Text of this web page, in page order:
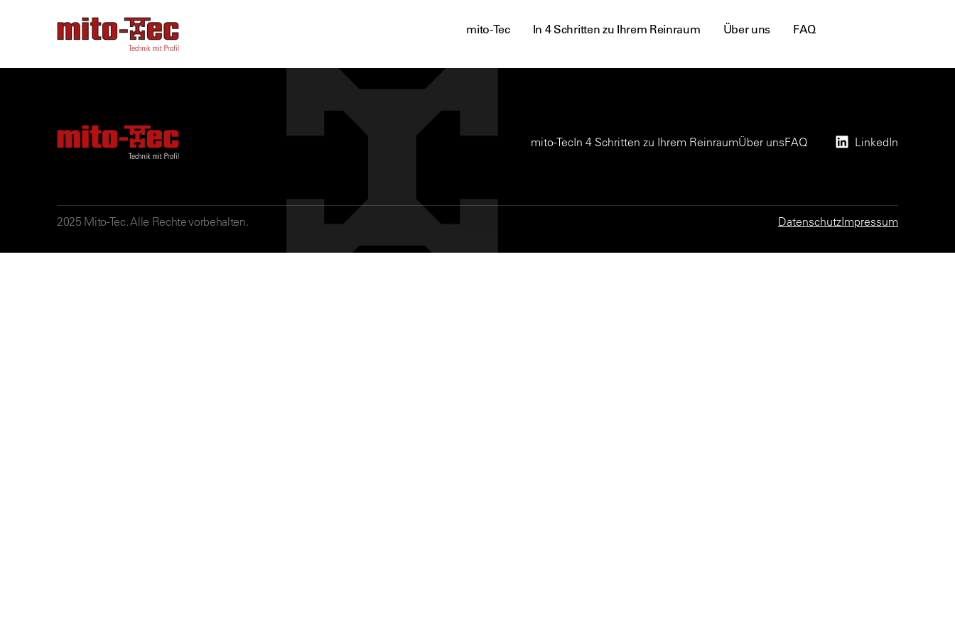
mito-Tec In 4 Schritten zu Ihrem Reinraum Über uns FAQ
mito-TecIn 4 Schritten zu Ihrem ReinraumÜber unsFAQ LinkedIn
2025 Mito-Tec. Alle Rechte vorbehalten. DatenschutzImpressum